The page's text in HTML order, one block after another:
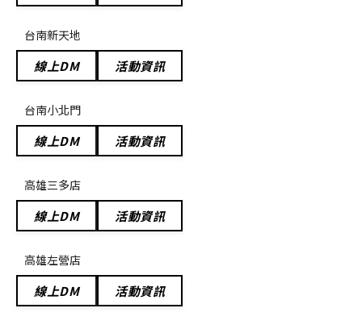
台南新天地
線上DM 活動資訊
台南小北門
線上DM 活動資訊
高雄三多店
線上DM 活動資訊
高雄左營店
線上DM 活動資訊